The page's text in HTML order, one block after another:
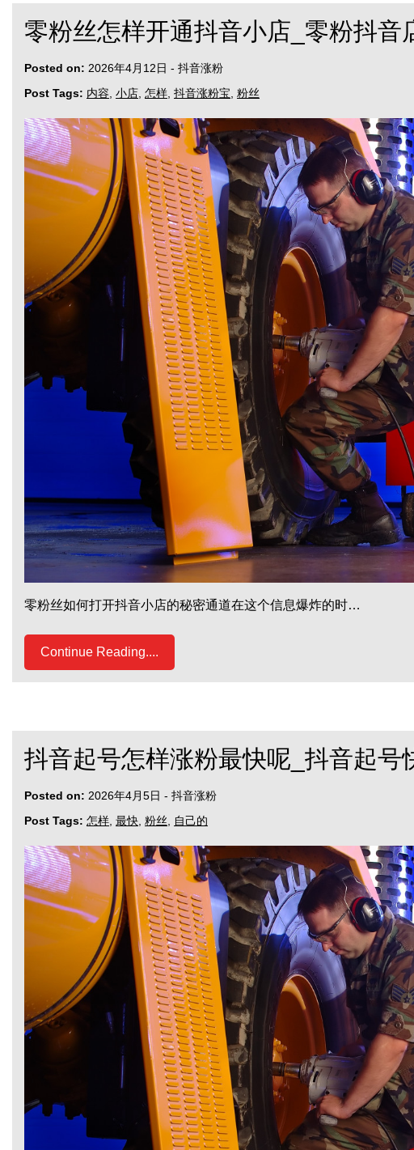
零粉丝怎样开通抖音小店_零粉抖音
Posted on: 2026年4月12日 - 抖音涨粉
Post Tags: 内容 小店 怎样 抖音涨粉宝 粉丝
零粉丝如何打开抖音小店的秘密通道在这个信息爆炸的时…
Continue Reading....
抖音起号怎样涨粉最快呢_抖音起号
Posted on: 2026年4月5日 - 抖音涨粉
Post Tags: 怎样 最快 粉丝 自己的